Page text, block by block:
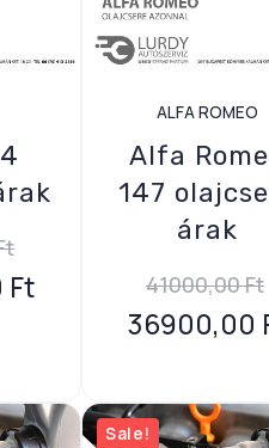
Ft
ALFA ROMEO
Alfa
147
árak
41000,00Ft
36900,00
Sale!